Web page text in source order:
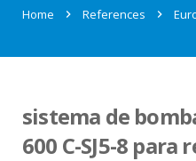
Home References
sistema de
600 C-SJ5-8 para